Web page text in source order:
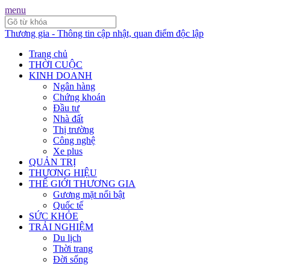
menu
Thương gia - Thông tin cập nhật, quan điểm độc lập
Trang chủ
THỜI CUỘC
KINH DOANH
Ngân hàng
Chứng khoán
Đầu tư
Nhà đất
Thị trường
Công nghệ
Xe plus
QUẢN TRỊ
THƯƠNG HIỆU
THẾ GIỚI THƯƠNG GIA
Gương mặt nổi bật
Quốc tế
SỨC KHỎE
TRẢI NGHIỆM
Du lịch
Thời trang
Đời sống